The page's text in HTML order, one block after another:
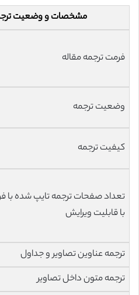
مشخصات و وضعیت
فرمت ترجمه مقاله
وضعیت ترجمه
کیفیت ترجمه
تعداد صفحات ترجمه تایپ شده با
با قابلیت ویرایش
ترجمه عناوین تصاویر و جداول
ترجمه متون داخل تصاویر